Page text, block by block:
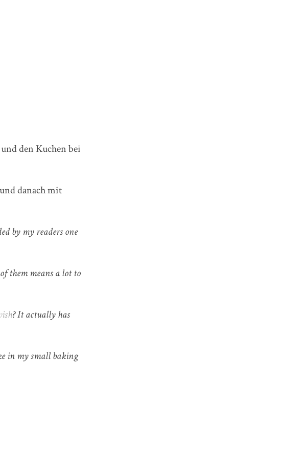
den Kuchen bei
danach mit
by my readers one
them means a lot to
? It actually has
in my small baking